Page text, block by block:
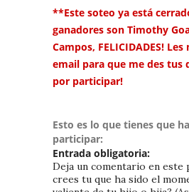
**Este soteo ya está
ganadores son Timothy
Campos, FELICIDADES!
email para que me des tus
por participar!
Esto es lo que tienes que
participar:
Entrada obligatoria:
Deja un comentario en este
crees tu que ha sido el